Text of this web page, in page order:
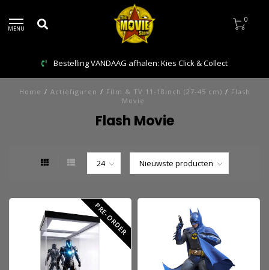
MENU
0
Bestelling VANDAAG afhalen: Kies Click & Collect
Home / Actiefiguren / Film & TV 11-18inch (27-45 cm) / Flash
Movie
Flash Movie
PRE-ORDER